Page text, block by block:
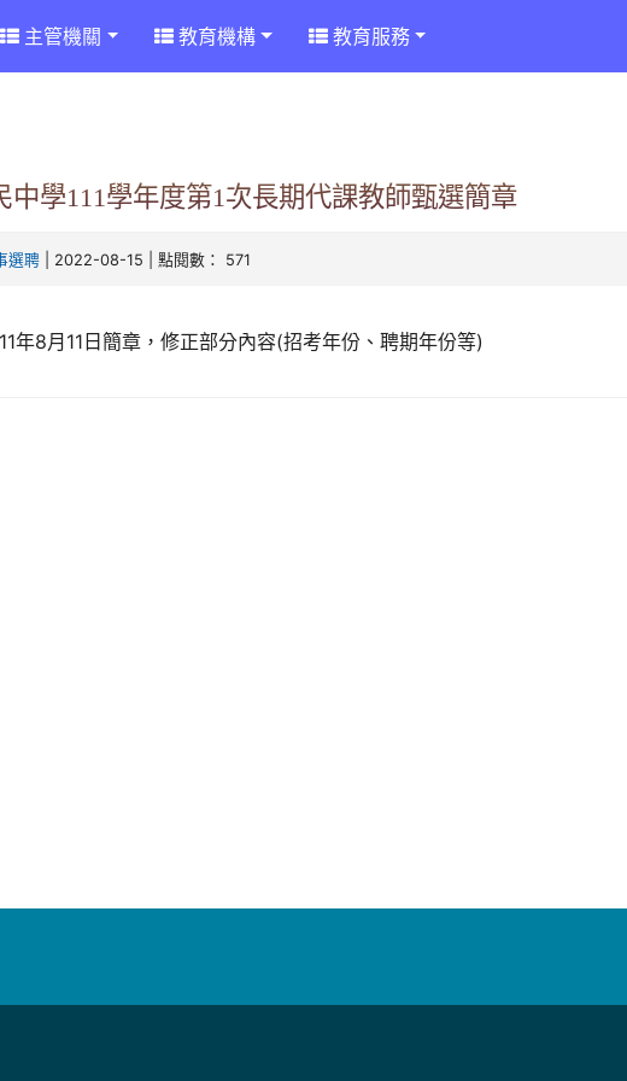
主管機關 教育機構 教育服務
中學111學年度第1次長期代課教師甄選簡章
選聘 | 2022-08-15 | 點閱數： 571
年8月11日簡章，修正部分內容(招考年份、聘期年份等)